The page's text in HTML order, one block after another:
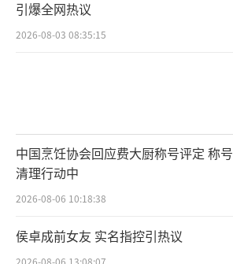
引爆全网热议
2026-08-03 08:35:15
中国烹饪协会回应费大厨称号评定 称号
清理行动中
2026-08-06 10:18:38
侯卓成前女友 实名指控引热议